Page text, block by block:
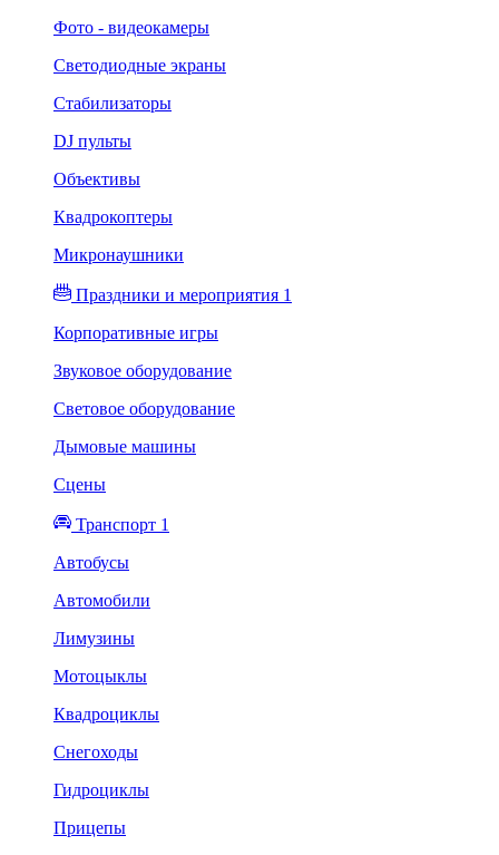
Фото - видеокамеры
Светодиодные экраны
Стабилизаторы
DJ пульты
Объективы
Квадрокоптеры
Микронаушники
Праздники и мероприятия 1
Корпоративные игры
Звуковое оборудование
Световое оборудование
Дымовые машины
Сцены
Транспорт 1
Автобусы
Автомобили
Лимузины
Мотоцыклы
Квадроциклы
Снегоходы
Гидроциклы
Прицепы